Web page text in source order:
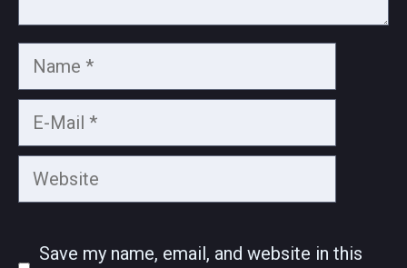
Name
Mail
Website
Save my name, email, and website in this